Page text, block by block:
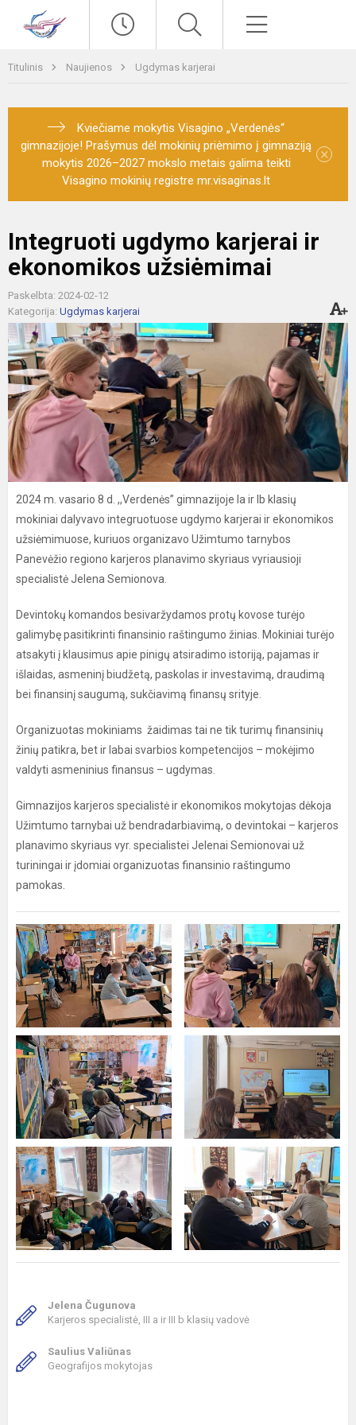
Titulinis Naujienos Ugdymas karjerai
Kviečiame mokytis Visagino „Verdenės“
gimnazijoje! Prašymus dėl mokinių priėmimo į gimnaziją
mokytis 2026–2027 mokslo metais galima teikti
Visagino mokinių registre mr.visaginas.lt
×
Integruoti ugdymo karjerai ir
ekonomikos užsiėmimai
Paskelbta: 2024-02-12
Kategorija: Ugdymas karjerai
2024 m. vasario 8 d. ,,Verdenės” gimnazijoje Ia ir Ib klasių
mokiniai dalyvavo integruotuose ugdymo karjerai ir ekonomikos
užsiėmimuose, kuriuos organizavo Užimtumo tarnybos
Panevėžio regiono karjeros planavimo skyriaus vyriausioji
specialistė Jelena Semionova.
Devintokų komandos besivaržydamos protų kovose turėjo
galimybę pasitikrinti finansinio raštingumo žinias. Mokiniai turėjo
atsakyti į klausimus apie pinigų atsiradimo istoriją, pajamas ir
išlaidas, asmeninį biudžetą, paskolas ir investavimą, draudimą
bei finansinį saugumą, sukčiavimą finansų srityje.
Organizuotas mokiniams žaidimas tai ne tik turimų finansinių
žinių patikra, bet ir labai svarbios kompetencijos – mokėjimo
valdyti asmeninius finansus – ugdymas.
Gimnazijos karjeros specialistė ir ekonomikos mokytojas dėkoja
Užimtumo tarnybai už bendradarbiavimą, o devintokai – karjeros
planavimo skyriaus vyr. specialistei Jelenai Semionovai už
turiningai ir įdomiai organizuotas finansinio raštingumo
pamokas.
Jelena Čugunova
Karjeros specialistė, III a ir III b klasių vadovė
Saulius Valiūnas
Geografijos mokytojas